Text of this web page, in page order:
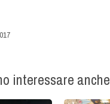
interessare anche